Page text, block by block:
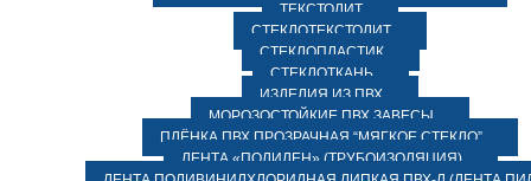
ТЕКСТОЛИТ
СТЕКЛОТЕКСТОЛИТ
СТЕКЛОПЛАСТИК
СТЕКЛОТКАНЬ
ИЗДЕЛИЯ ИЗ ПВХ
МОРОЗОСТОЙКИЕ ПВХ ЗАВЕСЫ
ПЛЁНКА ПВХ ПРОЗРАЧНАЯ “МЯГКОЕ СТЕКЛО”
ЛЕНТА «ПОЛИЛЕН» (ТРУБОИЗОЛЯЦИЯ)